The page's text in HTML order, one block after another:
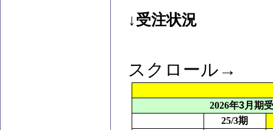
↓受注状況
スクロール→
2026年3月期
25/3期